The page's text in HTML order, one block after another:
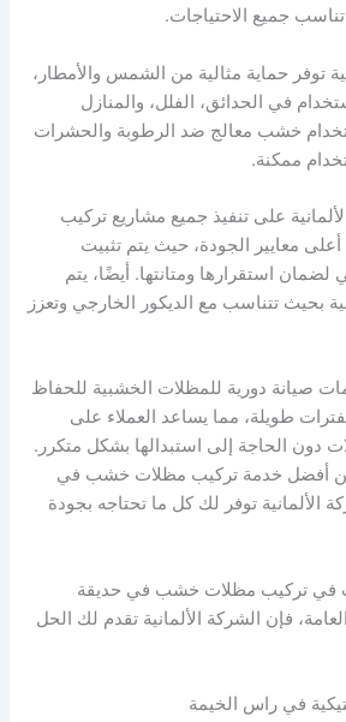
جميع الاحتياجات.
توفر حماية مثالية من الشمس والأمطار،
في الحدائق، الفلل، والمنازل
خشب معالج ضد الرطوبة والحشرات
ممكنة.
على تنفيذ جميع مشاريع تركيب
معايير الجودة، حيث يتم تثبيت
استقرارها ومتانتها. أيضًا، يتم
بحيث تتناسب مع الديكور الخارجي وتعزز
صيانة دورية للمظلات الخشبية للحفاظ
طويلة، مما يساعد العملاء على
دون الحاجة إلى استبدالها بشكل متكرر.
أفضل خدمة تركيب مظلات خشب في
الألمانية توفر لك كل ما تحتاجه بجودة
في تركيب مظلات خشب في حديقة
فإن الشركة الألمانية تقدم لك الحل
في راس الخيمة